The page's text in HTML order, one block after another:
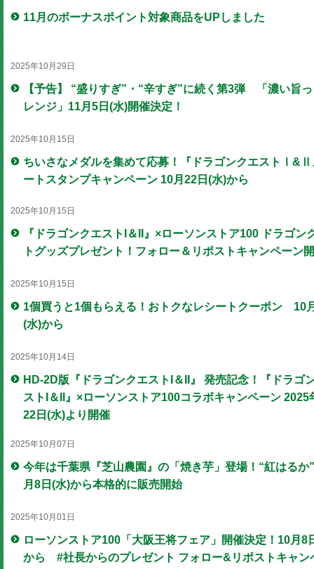
11月のボーナスポイント対象商品をUPしました
2025年10月29日
【予告】 “盛りすぎ”・“辛すぎ”に続く第3弾 「濃い旨
レンジ」11月5日(水)開催決定！
2025年10月15日
ちいさなメダルを集めて応募！『ドラゴンクエストⅠ&Ⅱ
ートスタンプキャンペーン 10月22日(水)から
2025年10月15日
『ドラゴンクエストI＆II』×ローソンストア100 ドラゴン
トグッズプレゼント！フォロー＆リポストキャンペーン
2025年10月15日
1個買うと1個もらえる！おトクなレシートクーポン 10
(水)から
2025年10月14日
HD-2D版『ドラゴンクエストI＆II』 発売記念！『ドラゴ
ストI＆II』×ローソンストア100コラボキャンペーン 2025
22日(水)より開催
2025年10月07日
今年は千葉県『芝山農園』の「焼き芋」登場！“紅はるか
月8日(水)から本格的に販売開始
2025年10月01日
ローソンストア100「大阪王将フェア」開催決定！10月8
から #社長からのプレゼント フォロー&リポストキャン